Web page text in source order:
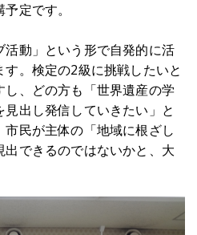
定です。
動」という形で自発的に活
。検定の2級に挑戦したいと
、どの方も「世界遺産の学
出し発信していきたい」と
民が主体の「地域に根ざし
できるのではないかと、大